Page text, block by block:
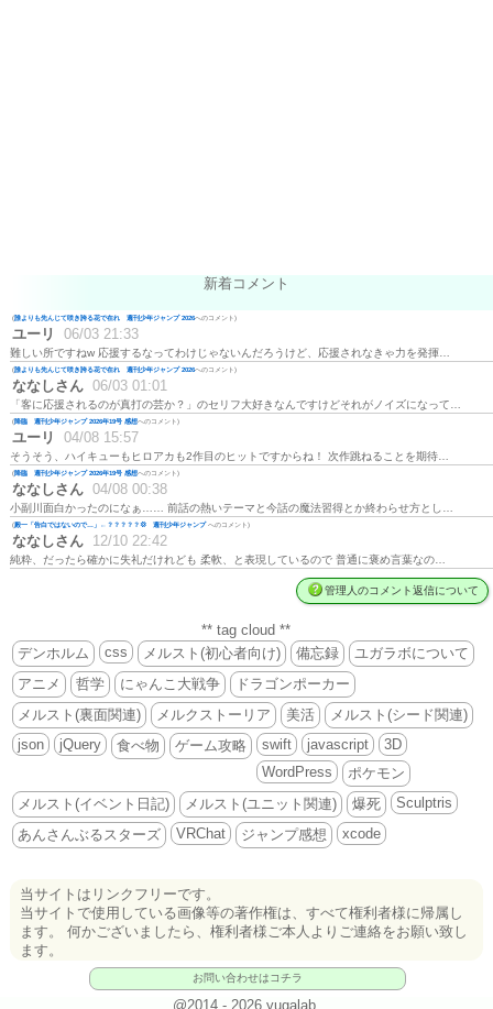
新着コメント
(誰よりも先んじて咲き誇る花で在れ 週刊少年ジャンプ 2026へのコメント)
ユーリ 06/03 21:33
難しい所ですねw 応援するなってわけじゃないんだろうけど、応援されなきゃ力を発揮…
(誰よりも先んじて咲き誇る花で在れ 週刊少年ジャンプ 2026へのコメント)
ななしさん 06/03 01:01
「客に応援されるのが真打の芸か？」のセリフ大好きなんですけどそれがノイズになって…
(降臨 週刊少年ジャンプ 2026年19号 感想へのコメント)
ユーリ 04/08 15:57
そうそう、ハイキューもヒロアカも2作目のヒットですからね！ 次作跳ねることを期待…
(降臨 週刊少年ジャンプ 2026年19号 感想へのコメント)
ななしさん 04/08 00:38
小副川面白かったのになぁ…… 前話の熱いテーマと今話の魔法習得とか終わらせ方とし…
(殿一「告白ではないので…」←？？？？？💢 週刊少年ジャンプへのコメント)
ななしさん 12/10 22:42
純粋、だったら確かに失礼だけれども 柔軟、と表現しているので 普通に褒め言葉なの…
管理人のコメント返信について
** tag cloud **
デンホルム
css メルスト(初心者向け) 備忘録
ユガラボについて
アニメ
哲学 にゃんこ大戦争
ドラゴンポーカー
メルスト(裏面関連)
メルクストーリア 美活
メルスト(シード関連)
json
jQuery 食べ物 ゲーム攻略 swift javascript
3D
WordPress
ポケモン
メルスト(イベント日記)
メルスト(ユニット関連) 爆死
Sculptris
あんさんぶるスターズ
VRChat ジャンプ感想 xcode
当サイトはリンクフリーです。
当サイトで使用している画像等の著作権は、すべて権利者様に帰属し
ます。 何かございましたら、権利者様ご本人よりご連絡をお願い致し
ます。
お問い合わせはコチラ
@2014 - 2026 yugalab.